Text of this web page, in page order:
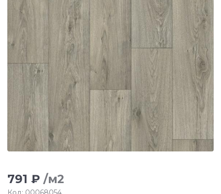
791 ₽ /м2